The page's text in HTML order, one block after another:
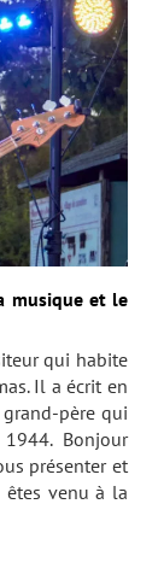
musique et le
qui habite
Il a écrit en
père qui
Bonjour
présenter et
venu à la